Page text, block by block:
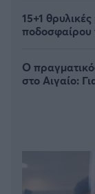
15+1
ποδοσφαίρου
Ο
στο Αιγαίο: